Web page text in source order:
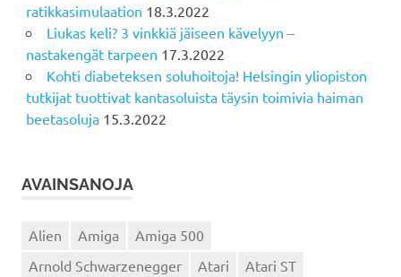
ratikkasimulaation 18.3.2022
Liukas keli? 3 vinkkiä jäiseen kävelyyn –
nastakengät tarpeen 17.3.2022
Kohti diabeteksen soluhoitoja! Helsingin yliopiston
tutkijat tuottivat kantasoluista täysin toimivia haiman
beetasoluja 15.3.2022
AVAINSANOJA
Alien Amiga
Amiga 500
Arnold Schwarzenegger
Atari
Atari ST